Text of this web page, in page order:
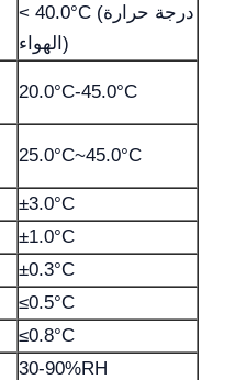
< 40.0°C (درجة حرارة
الهواء)
20.0°C-45.0°C
25.0°C~45.0°C
±3.0°C
±1.0°C
±0.3°C
≤0.5°C
≤0.8°C
30-90%RH